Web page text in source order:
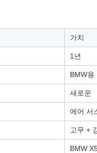
가치
1년
BMW용
새로운
에어 서
고무 +
BMW